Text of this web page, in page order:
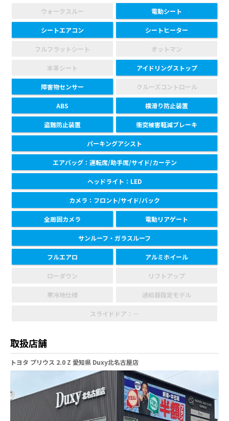
ウォークスルー 電動シート
シートエアコン シートヒーター
フルフラットシート オットマン
本革シート アイドリングストップ
障害物センサー クルーズコントロール
ABS 横滑り防止装置
盗難防止装置 衝突被害軽減ブレーキ
パーキングアシスト
エアバッグ：運転席/助手席/サイド/カーテン
ヘッドライト：LED
カメラ：フロント/サイド/バック
全周囲カメラ 電動リアゲート
サンルーフ・ガラスルーフ
フルエアロ アルミホイール
ローダウン リフトアップ
寒冷地仕様 過給器設定モデル
スライドドア：－
取扱店舗
トヨタ プリウス 2.0 Z 愛知県 Duxy北名古屋店